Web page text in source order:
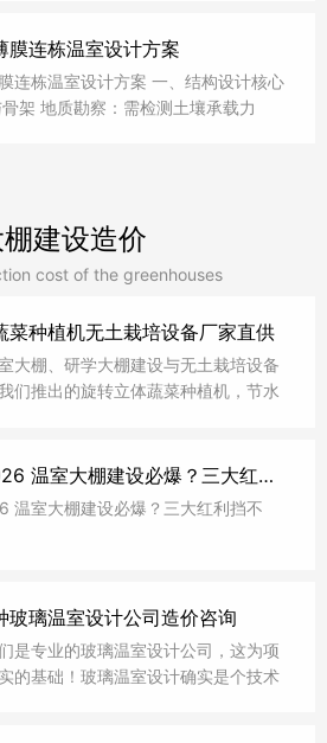
由弦杆、腹杆、中撑组成，需满焊...
膜连栋温室设计方案
连栋温室设计方案 一、结构设计核心
架 地质勘察：需检测土壤承载力
建设造价
cost of the greenhouses
菜种植机无土栽培设备厂家直供
大棚、研学大棚建设与无土栽培设备
们推出的旋转立体蔬菜种植机，节水
为什么 2026 温室大棚建设必爆？三大红利挡不住！​
温室大棚建设必爆？三大红利挡不
玻璃温室设计公司造价咨询
是专业的玻璃温室设计公司，这为项
的基础！玻璃温室设计确实是个技术